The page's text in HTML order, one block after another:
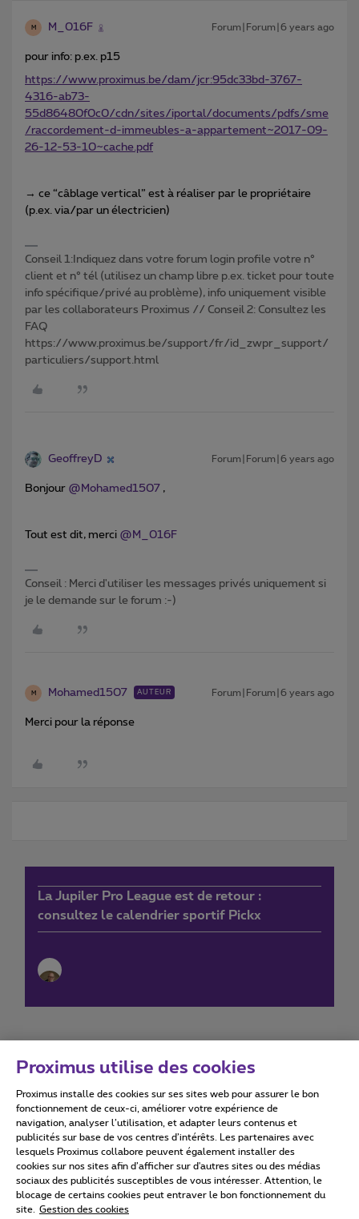
M M_016F Forum|Forum|6 years ago
pour info: p.ex. p15
https://www.proximus.be/dam/jcr:95dc33bd-3767-
4316-ab73-
55d86480f0c0/cdn/sites/iportal/documents/pdfs/sme
/raccordement-d-immeubles-a-appartement~2017-09-
26-12-53-10~cache.pdf
→ ce “câblage vertical” est à réaliser par le propriétaire
(p.ex. via/par un électricien)
Conseil 1:Indiquez dans votre forum login profile votre n°
client et n° tél (utilisez un champ libre p.ex. ticket pour toute
info spécifique/privé au problème), info uniquement visible
par les collaborateurs Proximus // Conseil 2: Consultez les
FAQ
https://www.proximus.be/support/fr/id_zwpr_support/
particuliers/support.html
GeoffreyD Forum|Forum|6 years ago
Bonjour @Mohamed1507 ,
Tout est dit, merci @M_016F
Conseil : Merci d'utiliser les messages privés uniquement si
je le demande sur le forum :-)
M Mohamed1507 AUTEUR Forum|Forum|6 years ago
Merci pour la réponse
La Jupiler Pro League est de retour :
consultez le calendrier sportif Pickx
Conditions d'utilisation Accessibility statement
Tous droits réservés. © 2026 Proximus
Conditions générales, info consommateur
Proximus utilise des cookies
Proximus installe des cookies sur ses sites web pour assurer le bon
fonctionnement de ceux-ci, améliorer votre expérience de
navigation, analyser l’utilisation, et adapter leurs contenus et
publicités sur base de vos centres d’intérêts. Les partenaires avec
lesquels Proximus collabore peuvent également installer des
cookies sur nos sites afin d’afficher sur d'autres sites ou des médias
sociaux des publicités susceptibles de vous intéresser. Attention, le
blocage de certains cookies peut entraver le bon fonctionnement du
site.
Gestion des cookies